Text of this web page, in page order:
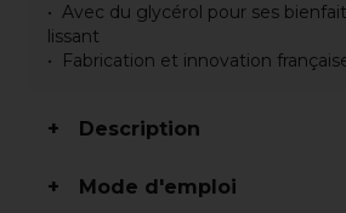
Avec du glycérol pour ses
lissant
Fabrication et innovation
Description
Mode d'emploi